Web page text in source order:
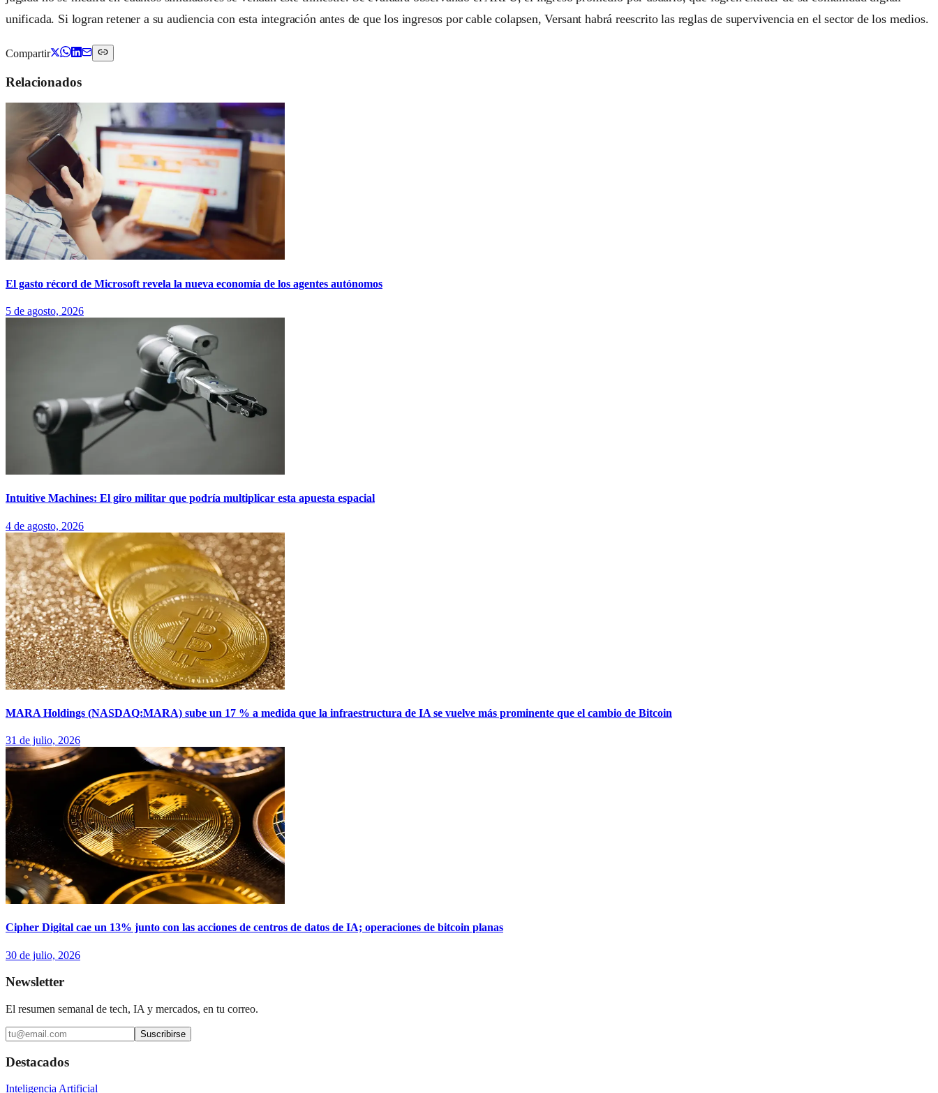
unificada. Si logran retener a su audiencia con esta integración antes de que los ingresos por cable colapsen, Versant habrá reescrito las reglas de supervivencia en el sector de los medios.
Compartir
Relacionados
El gasto récord de Microsoft revela la nueva economía de los agentes autónomos
5 de agosto, 2026
Intuitive Machines: El giro militar que podría multiplicar esta apuesta espacial
4 de agosto, 2026
MARA Holdings (NASDAQ:MARA) sube un 17 % a medida que la infraestructura de IA se vuelve más prominente que el cambio de Bitcoin
31 de julio, 2026
Cipher Digital cae un 13% junto con las acciones de centros de datos de IA; operaciones de bitcoin planas
30 de julio, 2026
Newsletter
El resumen semanal de tech, IA y mercados, en tu correo.
Suscribirse
Destacados
Inteligencia Artificial